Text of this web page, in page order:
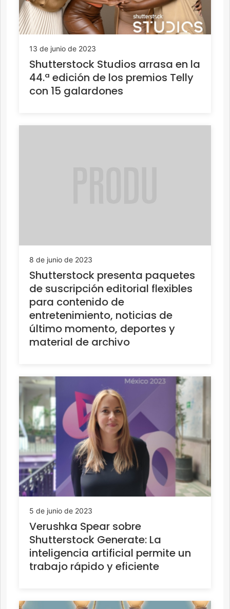
13 de junio de 2023
Shutterstock Studios arrasa en la
44.ª edición de los premios Telly
con 15 galardones
8 de junio de 2023
Shutterstock presenta paquetes
de suscripción editorial flexibles
para contenido de
entretenimiento, noticias de
último momento, deportes y
material de archivo
5 de junio de 2023
Verushka Spear sobre
Shutterstock Generate: La
inteligencia artificial permite un
trabajo rápido y eficiente